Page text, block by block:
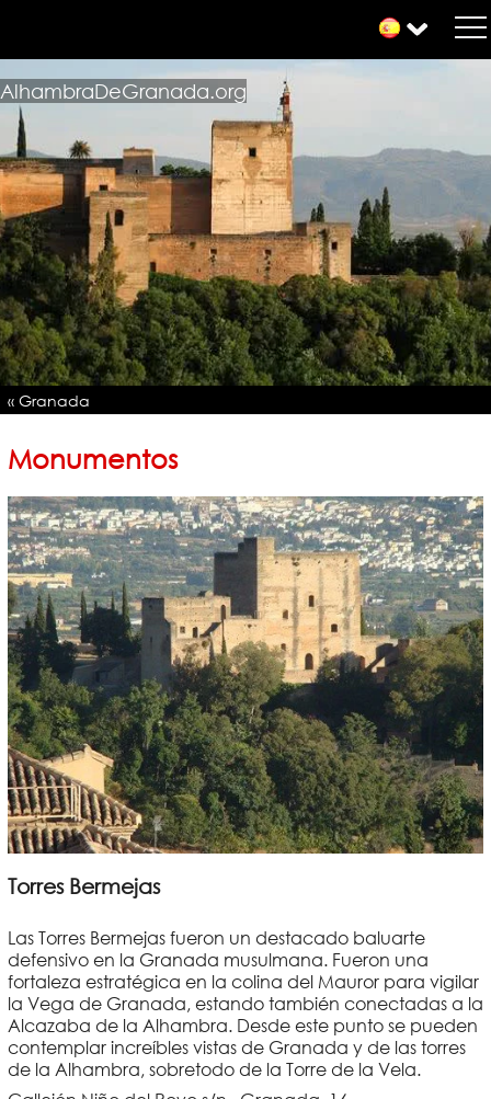
AlhambraDeGranada.org
« Granada
Monumentos
Torres Bermejas
Las Torres Bermejas fueron un destacado baluarte
defensivo en la Granada musulmana. Fueron una
fortaleza estratégica en la colina del Mauror para vigilar
la Vega de Granada, estando también conectadas a la
Alcazaba de la Alhambra. Desde este punto se pueden
contemplar increíbles vistas de Granada y de las torres
de la Alhambra, sobretodo de la Torre de la Vela.